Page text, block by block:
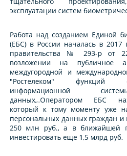
эксплуатации систем
Работа над созданием Единой
(ЕБС) в России началась в 2017
правительства № 293-р от
возложении на публичное
междугородной и
"Ростелеком" функций
информационной
данных„.Оператором ЕБС
который к тому моменту уже
персональных данных граждан и
250 млн руб., а в ближайшей
инвестировать еще 1,5 млрд руб.